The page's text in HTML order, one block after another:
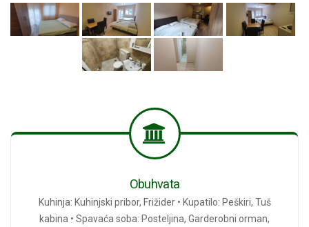
Obuhvata
Kuhinja: Kuhinjski pribor, Frižider • Kupatilo: Peškiri, Tuš
kabina • Spavaća soba: Posteljina, Garderobni orman,